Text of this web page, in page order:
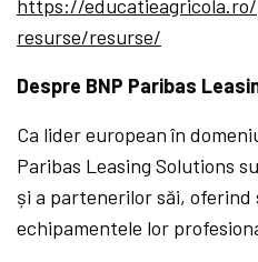
https://
resurse/resurse/
Despre BNP Paribas
Ca lider european în
Paribas Leasing Solutions
și a partenerilor săi,
echipamentele lor